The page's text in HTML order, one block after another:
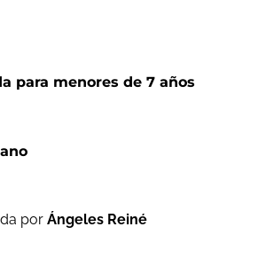
para menores de 7 años
por Ángeles Reiné